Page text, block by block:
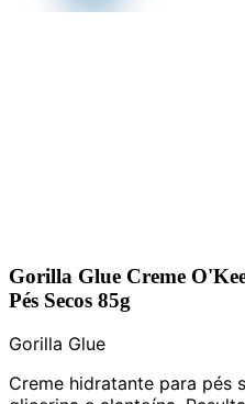
Gorilla Glue Creme
Pés Secos 85g
Gorilla Glue
Creme hidratante para pés